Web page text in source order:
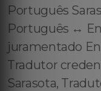
Português
Português ↔️
juramentado
Tradutor
Sarasota,